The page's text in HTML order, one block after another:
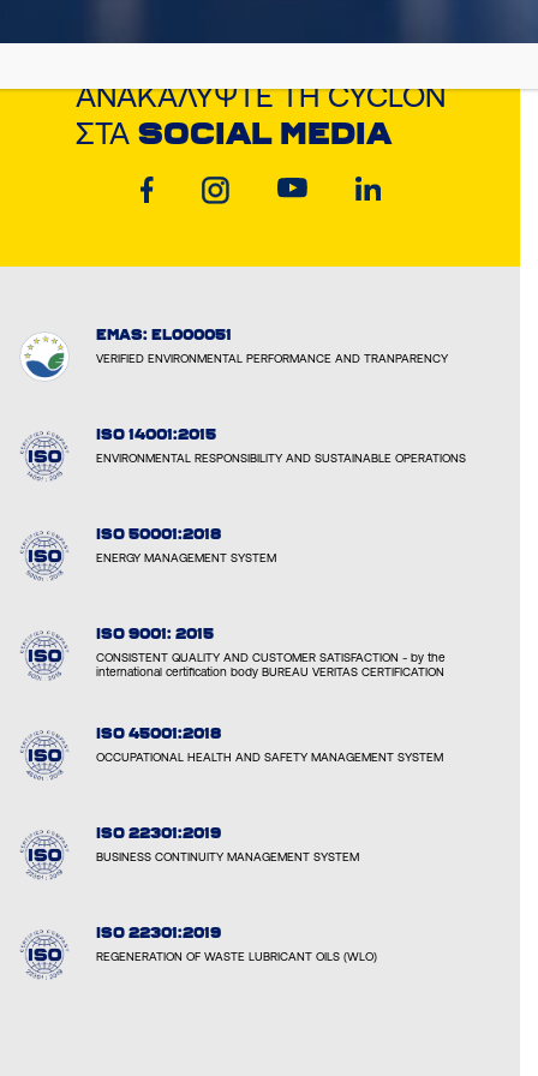
ΑΝΑΚΑΛΎΨΤΕ ΤΗ CYCLON
ΣΤΑ SOCIAL MEDIA
EMAS: EL000051
VERIFIED ENVIRONMENTAL PERFORMANCE AND TRANPARENCY
ISO 14001:2015
ENVIRONMENTAL RESPONSIBILITY AND SUSTAINABLE OPERATIONS
ISO 50001:2018
ENERGY MANAGEMENT SYSTEM
ISO 9001: 2015
CONSISTENT QUALITY AND CUSTOMER SATISFACTION - by the
international certification body BUREAU VERITAS CERTIFICATION
ISO 45001:2018
OCCUPATIONAL HEALTH AND SAFETY MANAGEMENT SYSTEM
ISO 22301:2019
BUSINESS CONTINUITY MANAGEMENT SYSTEM
ISO 22301:2019
REGENERATION OF WASTE LUBRICANT OILS (WLO)